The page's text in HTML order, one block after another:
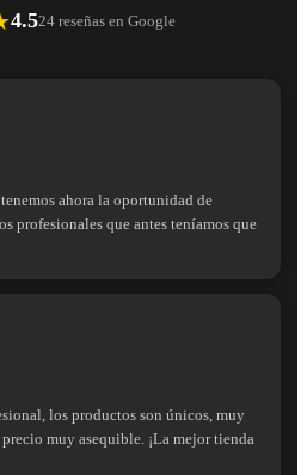
4.524 reseñas en Google
ahora la oportunidad de
profesionales que antes teníamos que
los productos son únicos, muy
muy asequible. ¡La mejor tienda